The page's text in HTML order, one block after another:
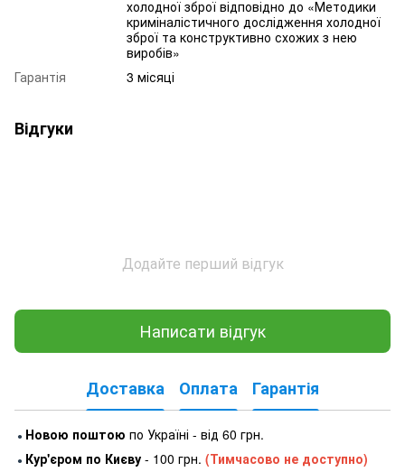
холодної зброї відповідно до «Методики
криміналістичного дослідження холодної
зброї та конструктивно схожих з нею
виробів»
Гарантія
3 місяці
Відгуки
Додайте перший відгук
Написати відгук
Доставка Оплата Гарантія
● Новою поштою по Україні - від 60 грн.
● Кур'єром по Києву - 100 грн. (Тимчасово не доступно)